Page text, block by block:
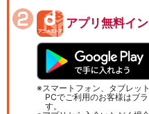
アプリ無料イ
スマートフォン、タブレッ
PCでご利用のお客様はブ
す。